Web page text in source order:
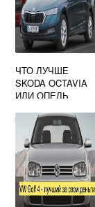
ЧТО ЛУЧШЕ
SKODA OCTAVIA
ИЛИ ОПЕЛЬ